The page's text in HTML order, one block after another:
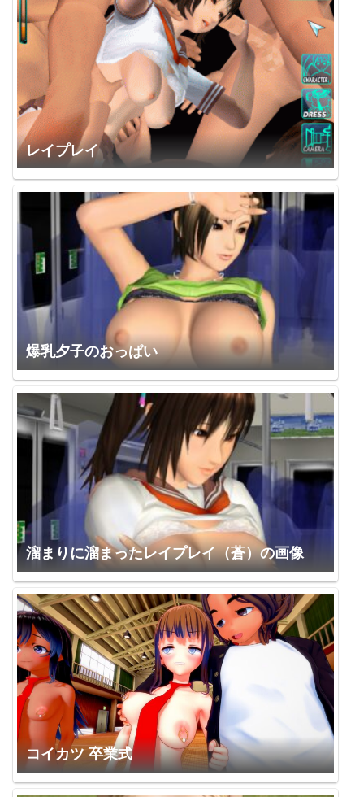
レイプレイ
爆乳夕子のおっぱい
溜まりに溜まったレイプレイ（蒼）の画像
コイカツ 卒業式